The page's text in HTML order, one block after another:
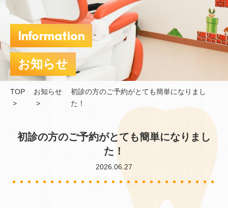
Information
お知らせ
TOP お知らせ
初診の方のご予約がとても簡単になりまし
た！
初診の方のご予約がとても簡単になりまし
た！
2026.06.27